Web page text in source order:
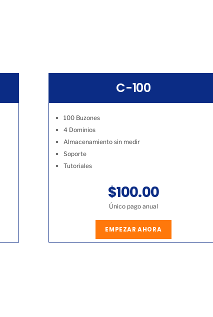
C-100
100 Buzones
4 Dominios
Almacenamiento sin medir
Soporte
Tutoriales
$100.00
Único pago anual
EMPEZAR AHORA